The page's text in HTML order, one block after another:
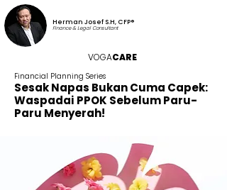
VOGACARE
Herman Josef S.H, CFP®
Finance & Legal Consultant
Financial Planning Series
Sesak Napas Bukan Cuma Capek:
Waspadai PPOK Sebelum Paru-
Paru Menyerah!